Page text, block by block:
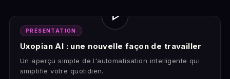
play_arrow
PRÉSENTATION
Uxopian AI : une nouvelle façon de travailler
Un aperçu simple de l'automatisation intelligente qui
simplifie votre quotidien.